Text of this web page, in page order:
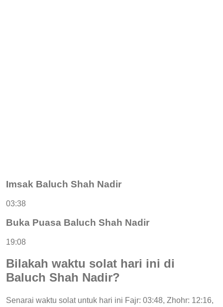
Imsak Baluch Shah Nadir
03:38
Buka Puasa Baluch Shah Nadir
19:08
Bilakah waktu solat hari ini di
Baluch Shah Nadir?
Senarai waktu solat untuk hari ini Fajr: 03:48, Zhohr: 12:16,